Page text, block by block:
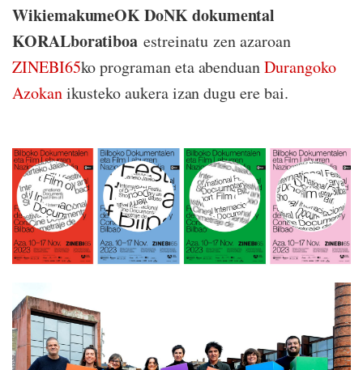
WikiemakumeOK DoNK dokumental
KORALboratiboa estreinatu zen azaroan
ZINEBI65ko programan eta abenduanDurangoko
Azokanikusteko aukera izan dugu ere bai.